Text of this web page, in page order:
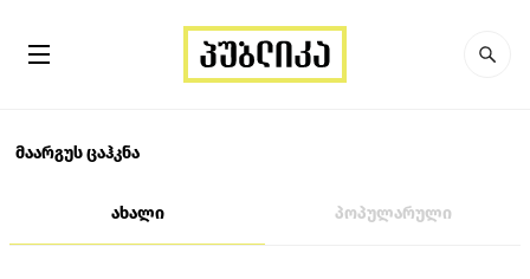
მაარგუს ცაჰკნა
ახალი პოპულარული